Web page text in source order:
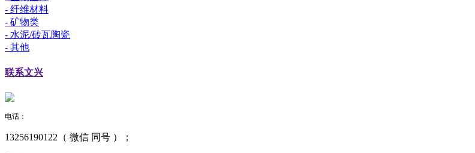
- 纤维材料
- 矿物类
- 水泥/砖瓦陶瓷
- 其他
联系文兴
电话：
13256190122（ 微信 同号 ）；